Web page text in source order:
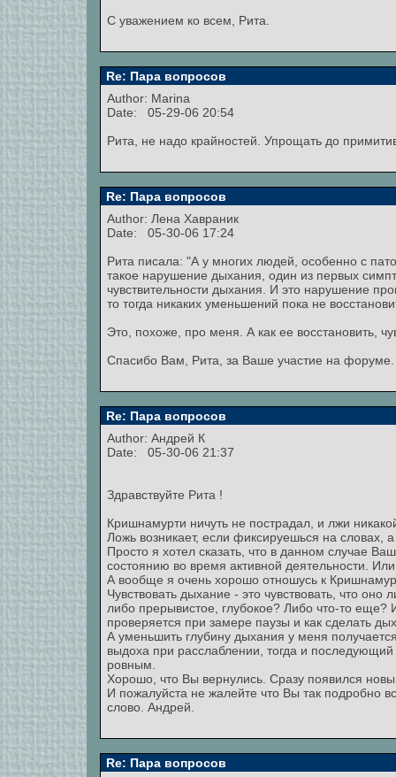
С уважением ко всем, Рита.
Re: Пара вопросов
Author: Marina
Date: 05-29-06 20:54
Рита, не надо крайностей. Упрощать до
Re: Пара вопросов
Author: Лена Хавраник
Date: 05-30-06 17:24
Рита писала: "А у многих людей, особенно с
такое нарушение дыхания, один из первых
чувствительности дыхания. И это нарушение
то тогда никаких уменьшений пока не
Это, похоже, про меня. А как ее восстановить,
Спасибо Вам, Рита, за Ваше участие на форуме.
Re: Пара вопросов
Author: Андрей К
Date: 05-30-06 21:37
Здравствуйте Рита !
Кришнамурти ничуть не пострадал, и лжи
Ложь возникает, если фиксируешься на словах,
Просто я хотел сказать, что в данном случае
состоянию во время активной деятельности.
А вообще я очень хорошо отношусь к
Чувствовать дыхание - это чувствовать, что оно
либо прерывистое, глубокое? Либо что-то еще?
проверяется при замере паузы и как сделать
А уменьшить глубину дыхания у меня
выдоха при расслаблении, тогда и
ровным.
Хорошо, что Вы вернулись. Сразу появился
И пожалуйста не жалейте что Вы так подробно
слово. Андрей.
Re: Пара вопросов